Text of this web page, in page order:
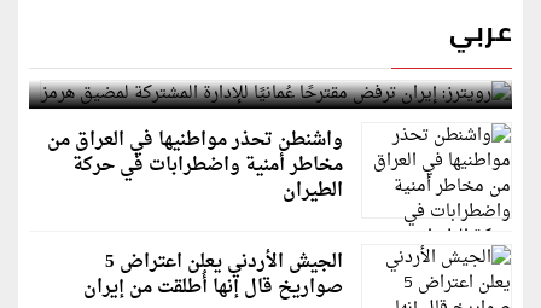
عربي
رويترز: إيران ترفض مقترحًا عُمانيًا للإدارة المشتركة
لمضيق هرمز
واشنطن تحذر مواطنيها في العراق من
مخاطر أمنية واضطرابات في حركة
الطيران
الجيش الأردني يعلن اعتراض 5
صواريخ قال إنها أُطلقت من إيران